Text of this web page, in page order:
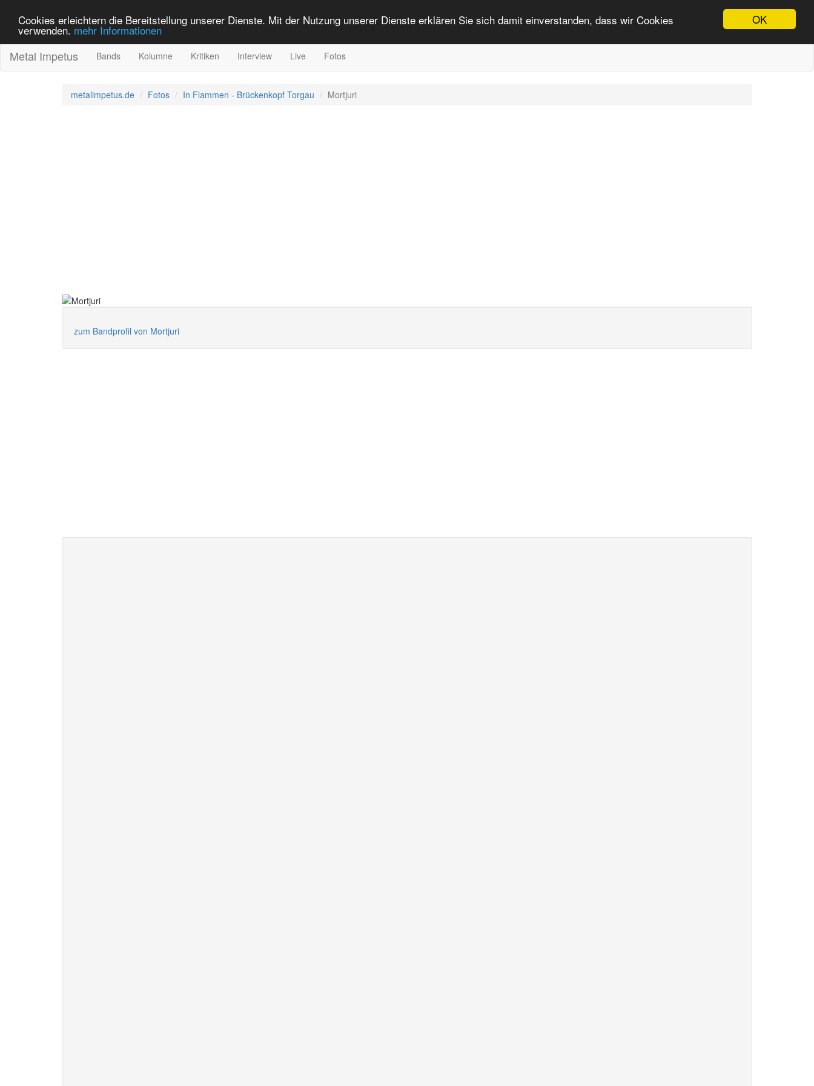
OK
Cookies erleichtern die Bereitstellung unserer Dienste. Mit der Nutzung unserer Dienste erklären Sie sich damit einverstanden, dass wir Cookies
verwenden. mehr Informationen
Metal Impetus Bands Kolumne Kritiken Interview Live Fotos
metalimpetus.de Fotos In Flammen - Brückenkopf Torgau Mortjuri
zum Bandprofil von Mortjuri